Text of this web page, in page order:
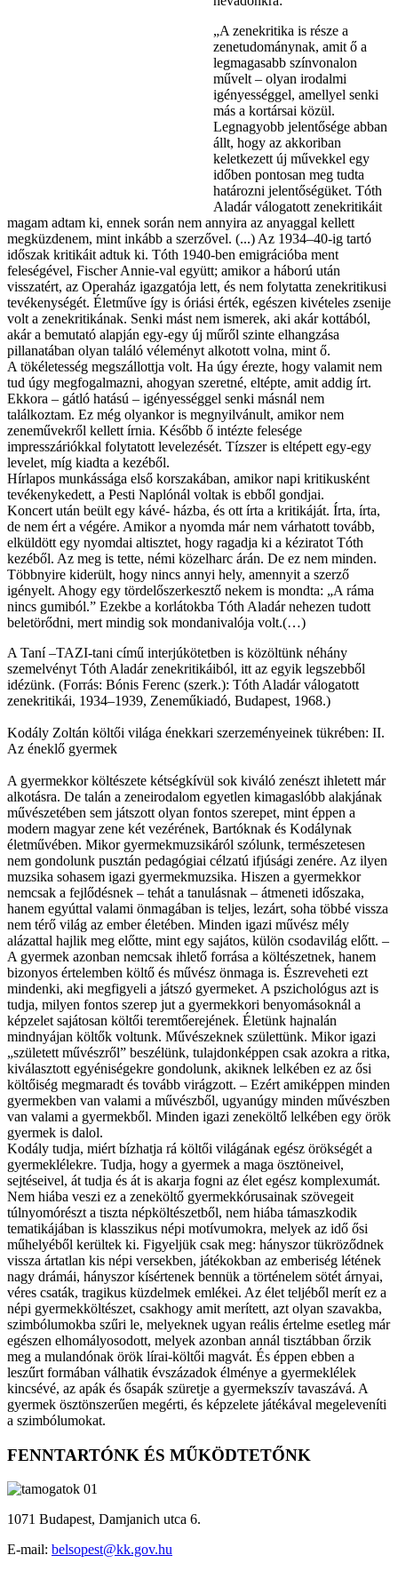
„A zenekritika is része a
zenetudománynak, amit ő a
legmagasabb színvonalon
művelt – olyan irodalmi
igényességgel, amellyel senki
más a kortársai közül.
Legnagyobb jelentősége abban
állt, hogy az akkoriban
keletkezett új művekkel egy
időben pontosan meg tudta
határozni jelentőségüket. Tóth
Aladár válogatott zenekritikáit
magam adtam ki, ennek során nem annyira az anyaggal kellett
megküzdenem, mint inkább a szerzővel. (...) Az 1934–40-ig tartó
időszak kritikáit adtuk ki. Tóth 1940-ben emigrációba ment
feleségével, Fischer Annie-val együtt; amikor a háború után
visszatért, az Operaház igazgatója lett, és nem folytatta zenekritikusi
tevékenységét. Életműve így is óriási érték, egészen kivételes zsenije
volt a zenekritikának. Senki mást nem ismerek, aki akár kottából,
akár a bemutató alapján egy-egy új műről szinte elhangzása
pillanatában olyan találó véleményt alkotott volna, mint ő.
A tökéletesség megszállottja volt. Ha úgy érezte, hogy valamit nem
tud úgy megfogalmazni, ahogyan szeretné, eltépte, amit addig írt.
Ekkora – gátló hatású – igényességgel senki másnál nem
találkoztam. Ez még olyankor is megnyilvánult, amikor nem
zeneművekről kellett írnia. Később ő intézte felesége
impresszáriókkal folytatott levelezését. Tízszer is eltépett egy-egy
levelet, míg kiadta a kezéből.
Hírlapos munkássága első korszakában, amikor napi kritikusként
tevékenykedett, a Pesti Naplónál voltak is ebből gondjai.
Koncert után beült egy kávé- házba, és ott írta a kritikáját. Írta, írta,
de nem ért a végére. Amikor a nyomda már nem várhatott tovább,
elküldött egy nyomdai altisztet, hogy ragadja ki a kéziratot Tóth
kezéből. Az meg is tette, némi közelharc árán. De ez nem minden.
Többnyire kiderült, hogy nincs annyi hely, amennyit a szerző
igényelt. Ahogy egy tördelőszerkesztő nekem is mondta: „A ráma
nincs gumiból.” Ezekbe a korlátokba Tóth Aladár nehezen tudott
beletörődni, mert mindig sok mondanivalója volt.(…)
A Taní –TAZI-tani című interjúkötetben is közöltünk néhány
szemelvényt Tóth Aladár zenekritikáiból, itt az egyik legszebből
idézünk. (Forrás: Bónis Ferenc (szerk.): Tóth Aladár válogatott
zenekritikái, 1934–1939, Zeneműkiadó, Budapest, 1968.)
Kodály Zoltán költői világa énekkari szerzeményeinek tükrében: II.
Az éneklő gyermek
A gyermekkor költészete kétségkívül sok kiváló zenészt ihletett már
alkotásra. De talán a zeneirodalom egyetlen kimagaslóbb alakjának
művészetében sem játszott olyan fontos szerepet, mint éppen a
modern magyar zene két vezérének, Bartóknak és Kodálynak
életművében. Mikor gyermekmuzsikáról szólunk, természetesen
nem gondolunk pusztán pedagógiai célzatú ifjúsági zenére. Az ilyen
muzsika sohasem igazi gyermekmuzsika. Hiszen a gyermekkor
nemcsak a fejlődésnek – tehát a tanulásnak – átmeneti időszaka,
hanem egyúttal valami önmagában is teljes, lezárt, soha többé vissza
nem térő világ az ember életében. Minden igazi művész mély
alázattal hajlik meg előtte, mint egy sajátos, külön csodavilág előtt. –
A gyermek azonban nemcsak ihlető forrása a költészetnek, hanem
bizonyos értelemben költő és művész önmaga is. Észreveheti ezt
mindenki, aki megfigyeli a játszó gyermeket. A pszichológus azt is
tudja, milyen fontos szerep jut a gyermekkori benyomásoknál a
képzelet sajátosan költői teremtőerejének. Életünk hajnalán
mindnyájan költők voltunk. Művészeknek születtünk. Mikor igazi
„született művészről” beszélünk, tulajdonképpen csak azokra a ritka,
kiválasztott egyéniségekre gondolunk, akiknek lelkében ez az ősi
költőiség megmaradt és tovább virágzott. – Ezért amiképpen minden
gyermekben van valami a művészből, ugyanúgy minden művészben
van valami a gyermekből. Minden igazi zeneköltő lelkében egy örök
gyermek is dalol.
Kodály tudja, miért bízhatja rá költői világának egész örökségét a
gyermeklélekre. Tudja, hogy a gyermek a maga ösztöneivel,
sejtéseivel, át tudja és át is akarja fogni az élet egész komplexumát.
Nem hiába veszi ez a zeneköltő gyermekkórusainak szövegeit
túlnyomórészt a tiszta népköltészetből, nem hiába támaszkodik
tematikájában is klasszikus népi motívumokra, melyek az idő ősi
műhelyéből kerültek ki. Figyeljük csak meg: hányszor tükröződnek
vissza ártatlan kis népi versekben, játékokban az emberiség létének
nagy drámái, hányszor kísértenek bennük a történelem sötét árnyai,
véres csaták, tragikus küzdelmek emlékei. Az élet teljéből merít ez a
népi gyermekköltészet, csakhogy amit merített, azt olyan szavakba,
szimbólumokba szűri le, melyeknek ugyan reális értelme esetleg már
egészen elhomályosodott, melyek azonban annál tisztábban őrzik
meg a mulandónak örök lírai-költői magvát. És éppen ebben a
leszűrt formában válhatik évszázadok élménye a gyermeklélek
kincsévé, az apák és ősapák szüretje a gyermekszív tavaszává. A
gyermek ösztönszerűen megérti, és képzelete játékával megeleveníti
a szimbólumokat.
FENNTARTÓNK ÉS MŰKÖDTETŐNK
1071 Budapest, Damjanich utca 6.
E-mail: belsopest@kk.gov.hu